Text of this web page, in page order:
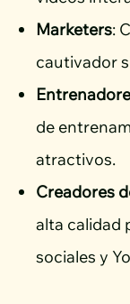
Marketers:
cautivador
de
atractivos.
Creadores
alta calidad
sociales y